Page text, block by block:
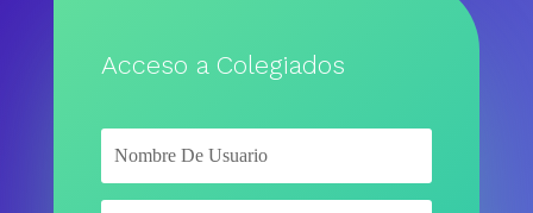
Acceso a Colegiados